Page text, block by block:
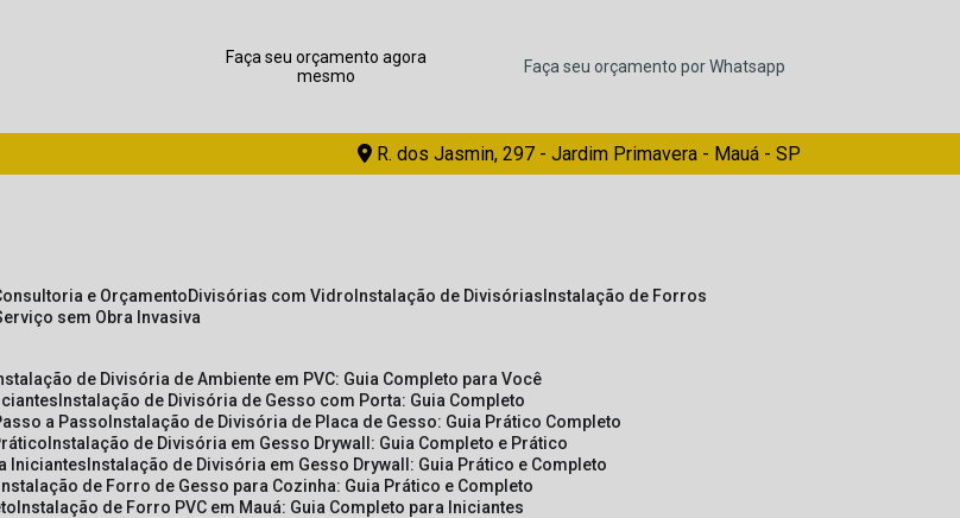
Faça seu orçamento agora
mesmo
Faça seu orçamento por Whatsapp
R. dos Jasmin, 297 - Jardim Primavera - Mauá - SP
Consultoria e Orçamento Divisórias com Vidro Instalação de Divisórias Instalação de Forros
Serviço sem Obra Invasiva
de Divisória de Ambiente em PVC: Guia Completo para Você
Instalação de Divisória de Gesso com Porta: Guia Completo
a Passo Instalação de Divisória de Placa de Gesso: Guia Prático Completo
Instalação de Divisória em Gesso Drywall: Guia Completo e Prático
Iniciantes Instalação de Divisória em Gesso Drywall: Guia Prático e Completo
Instalação de Forro de Gesso para Cozinha: Guia Prático e Completo
Instalação de Forro PVC em Mauá: Guia Completo para Iniciantes